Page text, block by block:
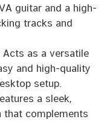
guitar and a high-
tracks and
Acts as a versatile
and high-quality
setup.
a sleek,
that complements